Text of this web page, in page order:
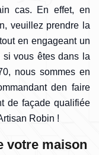
cas. En effet, en
veuillez prendre la
en engageant un
si vous êtes dans la
nous sommes en
den faire
de façade qualifiée
Robin !
votre maison